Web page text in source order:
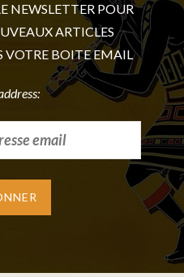
NEWSLETTER POUR
ARTICLES
VOTRE BOITE EMAIL